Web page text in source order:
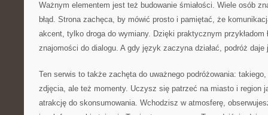
Ważnym elementem jest też budowanie śmiałości. Wiele osób
błąd. Strona zachęca, by mówić prosto i pamiętać, że
akcent, tylko droga do wymiany. Dzięki praktycznym przykładom
znajomości do dialogu. A gdy język zaczyna działać, podróż
Ten serwis to także zachęta do uważnego podróżowania:
zdjęcia, ale też momenty. Uczysz się patrzeć na miasto i region
atrakcję do skonsumowania. Wchodzisz w atmosferę,